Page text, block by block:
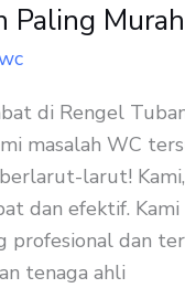
Paling Murah
di Rengel
masalah WC
larut!
dan efektif. Kami
profesional dan
tenaga ahli